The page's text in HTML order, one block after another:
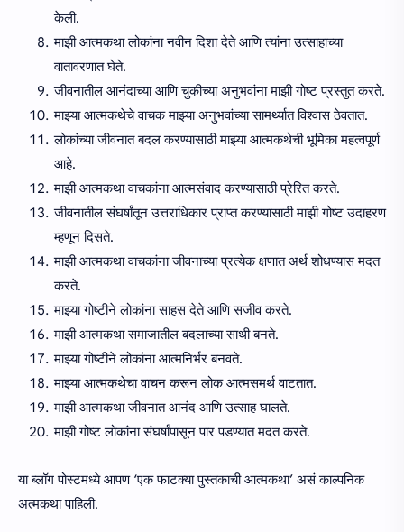
केली.
माझी आत्मकथा लोकांना नवीन दिशा देते आणि त्यांना उत्साहाच्या
वातावरणात घेते.
जीवनातील आनंदाच्या आणि चुकीच्या अनुभवांना माझी गोष्ट प्रस्तुत करते.
माझ्या आत्मकथेचे वाचक माझ्या अनुभवांच्या सामर्थ्यात विश्वास ठेवतात.
लोकांच्या जीवनात बदल करण्यासाठी माझ्या आत्मकथेची भूमिका महत्वपूर्ण
आहे.
माझी आत्मकथा वाचकांना आत्मसंवाद करण्यासाठी प्रेरित करते.
जीवनातील संघर्षांतून उत्तराधिकार प्राप्त करण्यासाठी माझी गोष्ट उदाहरण
म्हणून दिसते.
माझी आत्मकथा वाचकांना जीवनाच्या प्रत्येक क्षणात अर्थ शोधण्यास मदत
करते.
माझ्या गोष्टीने लोकांना साहस देते आणि सजीव करते.
माझी आत्मकथा समाजातील बदलाच्या साथी बनते.
माझ्या गोष्टीने लोकांना आत्मनिर्भर बनवते.
माझ्या आत्मकथेचा वाचन करून लोक आत्मसमर्थ वाटतात.
माझी आत्मकथा जीवनात आनंद आणि उत्साह घालते.
माझी गोष्ट लोकांना संघर्षांपासून पार पडण्यात मदत करते.
या ब्लॉग पोस्टमध्ये आपण ‘एक फाटक्या पुस्तकाची आत्मकथा’ असं काल्पनिक
अत्मकथा पाहिली.